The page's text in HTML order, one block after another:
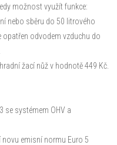
možnost využít funkce:
nebo sběru do 50 litrového
opatřen odvodem vzduchu do
žací nůž v hodnotě 449 Kč.
se systémem OHV a
emisní normu Euro 5